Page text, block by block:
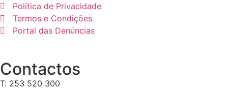
Política de Privacidade
Termos e Condições
Portal das Denúncias
Contactos
T: 253 520 300